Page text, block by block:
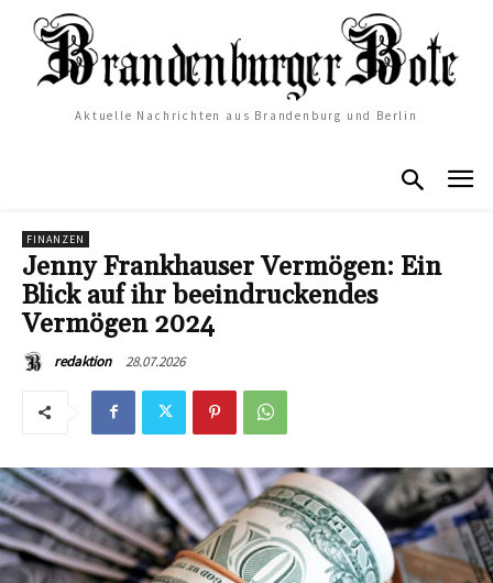
Aktuelle Nachrichten aus Brandenburg und Berlin
FINANZEN
Jenny Frankhauser Vermögen: Ein
Blick auf ihr beeindruckendes
Vermögen 2024
redaktion 28.07.2026